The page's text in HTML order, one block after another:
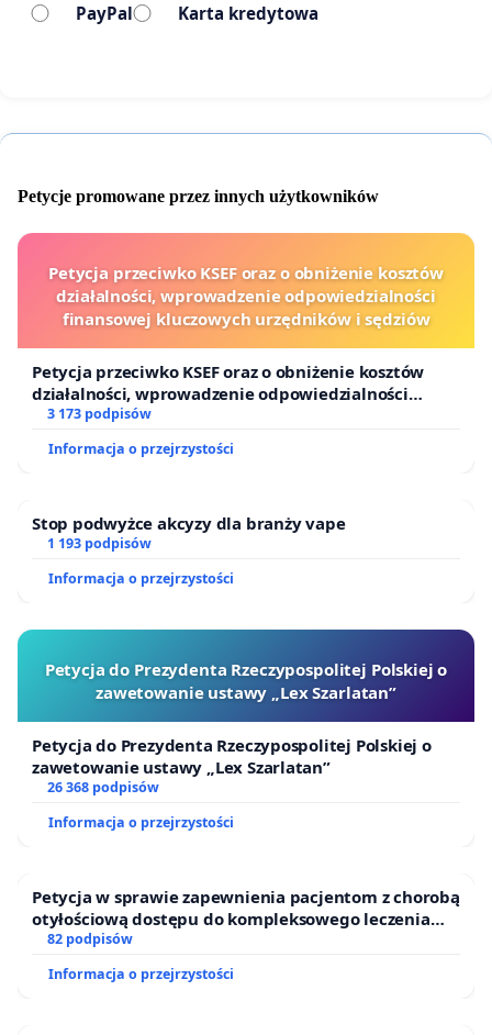
PayPal Karta kredytowa
Petycje promowane przez innych użytkowników
Petycja przeciwko KSEF oraz o obniżenie kosztów
działalności, wprowadzenie odpowiedzialności
finansowej kluczowych urzędników i sędziów
Petycja przeciwko KSEF oraz o obniżenie kosztów
działalności, wprowadzenie odpowiedzialności
finansowej kluczowych urzędników i sędziów
3 173 podpisów
Informacja o przejrzystości
Stop podwyżce akcyzy dla branży vape
1 193 podpisów
Informacja o przejrzystości
Petycja do Prezydenta Rzeczypospolitej Polskiej o
zawetowanie ustawy „Lex Szarlatan”
Petycja do Prezydenta Rzeczypospolitej Polskiej o
zawetowanie ustawy „Lex Szarlatan”
26 368 podpisów
Informacja o przejrzystości
Petycja w sprawie zapewnienia pacjentom z chorobą
otyłościową dostępu do kompleksowego leczenia
oraz programów profilaktycznych.
82 podpisów
Informacja o przejrzystości